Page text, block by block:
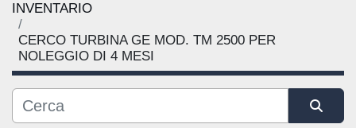
INVENTARIO
CERCO TURBINA GE MOD. TM 2500 PER
NOLEGGIO DI 4 MESI